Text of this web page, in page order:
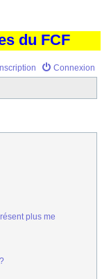
du FCF
Connexion
Inscription
plus me